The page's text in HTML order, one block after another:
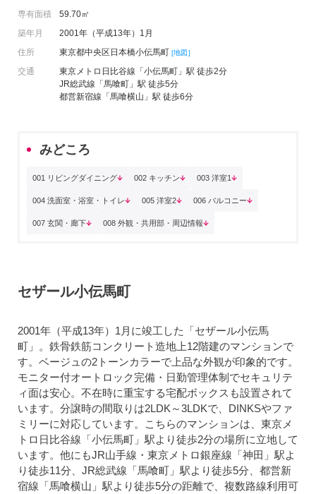
専有面積
59.70㎡
築年月
2001年（平成13年）1月
住所
東京都中央区日本橋小伝馬町 [地図]
交通
東京メトロ日比谷線「小伝馬町」駅 徒歩2分
JR総武線「馬喰町」駅 徒歩5分
都営新宿線「馬喰横山」駅 徒歩6分
みどころ
001 リビングダイニング 002 キッチン 003 洋室1
004 洗面室・浴室・トイレ 005 洋室2 006 バルコニー
007 玄関・廊下 008 外観・共用部・周辺情報
セザール小伝馬町
2001年（平成13年）1月に竣工した「セザール小伝馬
町」。鉄骨鉄筋コンクリート造地上12階建のマンションで
す。ベージュの2トーンカラーで上品な外観が印象的です。
モニター付オートロック完備・日勤管理体制でセキュリテ
ィ面は安心。不在時に重宝する宅配ボックスも設置されて
います。分譲時の間取りは2LDK～3LDKで、DINKSやファ
ミリーに対応しています。こちらのマンションは、東京メ
トロ日比谷線「小伝馬町」駅より徒歩2分の場所に立地して
います。他にもJR山手線・東京メトロ銀座線「神田」駅よ
り徒歩11分、JR総武線「馬喰町」駅より徒歩5分、都営新
宿線「馬喰横山」駅より徒歩5分の距離で、複数路線利用可